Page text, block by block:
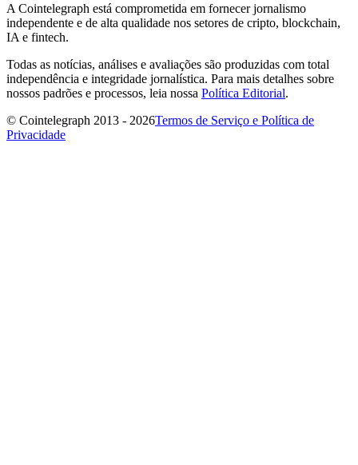
A Cointelegraph está comprometida em fornecer jornalismo
independente e de alta qualidade nos setores de cripto, blockchain,
IA e fintech.
Todas as notícias, análises e avaliações são produzidas com total
independência e integridade jornalística. Para mais detalhes sobre
nossos padrões e processos, leia nossa Política Editorial.
© Cointelegraph 2013 - 2026Termos de Serviço e Política de
Privacidade